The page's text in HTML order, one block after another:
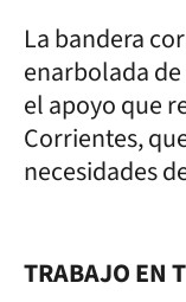
La bandera
enarbolada
el apoyo que
Corrientes,
necesidades
TRABAJO EN